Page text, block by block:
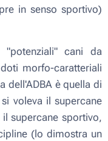
in senso sportivo)
"potenziali" cani da
morfo-caratteriali
dell'ADBA è quella di
voleva il supercane
supercane sportivo,
(lo dimostra un